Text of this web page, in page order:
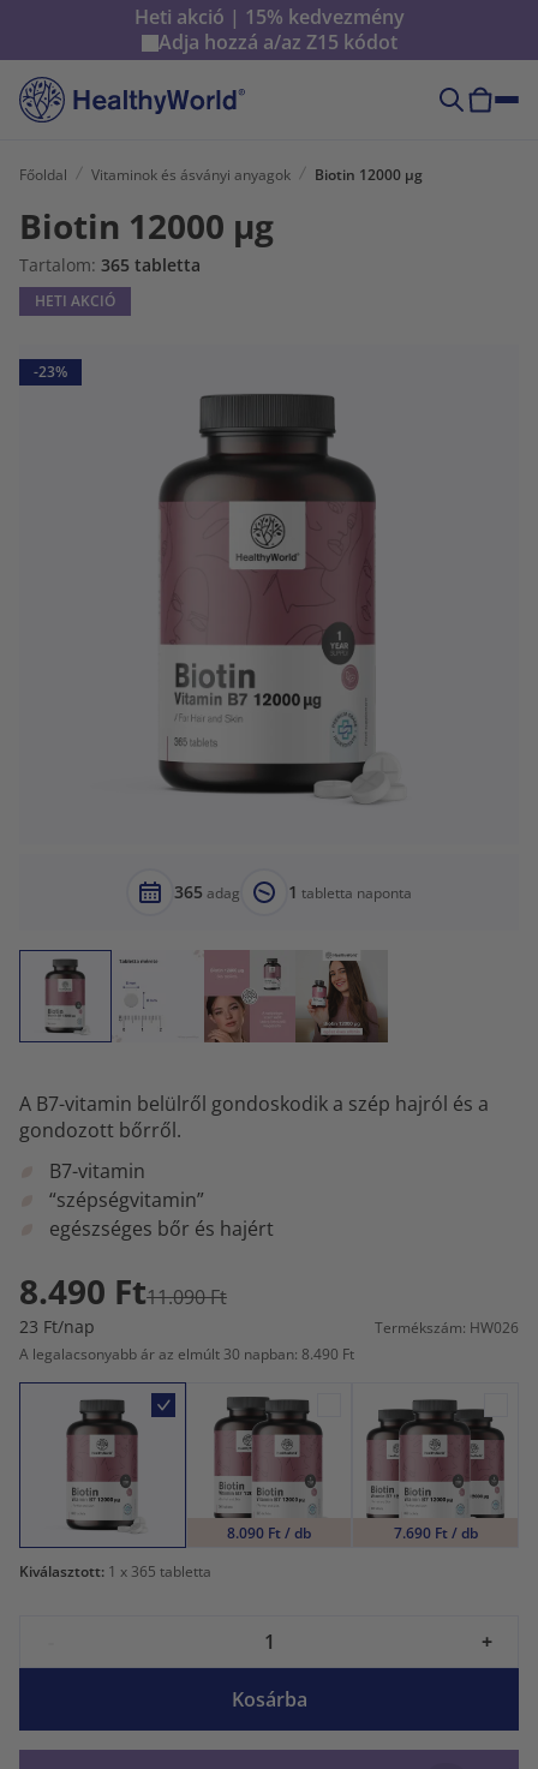
Heti akció | 15% kedvezmény
Adja hozzá a/az Z15 kódot
Főoldal Vitaminok és ásványi anyagok Biotin 12000 µg
Biotin 12000 µg
Tartalom: 365 tabletta
HETI AKCIÓ
-23%
365 adag 1 tabletta naponta
A B7-vitamin belülről gondoskodik a szép hajról és a
gondozott bőrről.
B7-vitamin
“szépségvitamin”
egészséges bőr és hajért
8.490 Ft11.090 Ft
23 Ft/nap
Termékszám: HW026
A legalacsonyabb ár az elmúlt 30 napban: 8.490 Ft
8.090 Ft / db
7.690 Ft / db
Kiválasztott: 1 x 365 tabletta
+
Kosárba